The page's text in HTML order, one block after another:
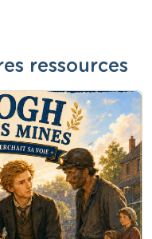
ressources